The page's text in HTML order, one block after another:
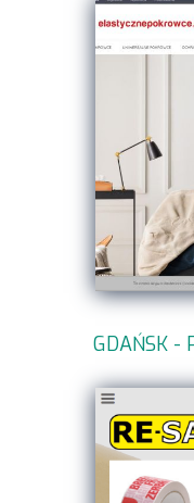
GDAŃSK -